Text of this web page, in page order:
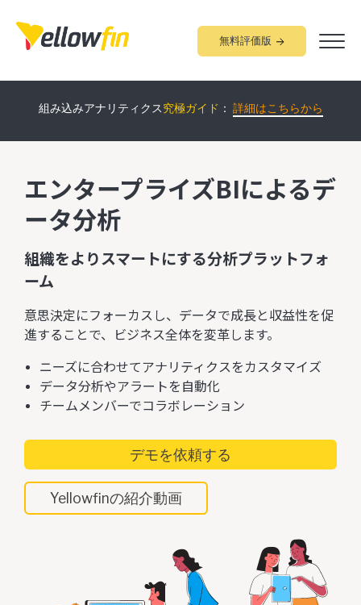
無料評価版
Yellowfinについて60分で学べる オンラインデモ
はこちらから
組み込みアナリティクス究極ガイド ： 詳細はこちらから
エンタープライズBIによるデ
ータ分析
組織をよりスマートにする分析プラットフォ
ーム
意思決定にフォーカスし、データで成長と収益性を促
進することで、ビジネス全体を変革します。
ニーズに合わせてアナリティクスをカスタマイズ
データ分析やアラートを自動化
チームメンバーでコラボレーション
デモを依頼する
Yellowfinの紹介動画